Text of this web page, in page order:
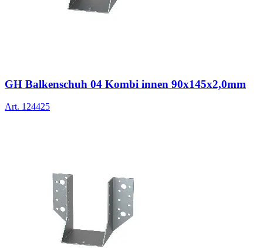
GH Balkenschuh 04 Kombi innen 90x145x2,0mm
Art. 124425